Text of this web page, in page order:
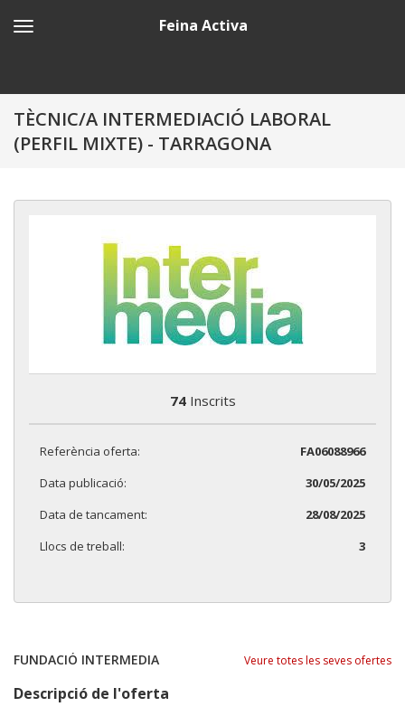
Feina Activa
TÈCNIC/A INTERMEDIACIÓ LABORAL
(PERFIL MIXTE) - TARRAGONA
74Inscrits
Referència oferta:
FA06088966
Data publicació:
30/05/2025
Data de tancament:
28/08/2025
Llocs de treball:
3
FUNDACIÓ INTERMEDIA Veure totes les seves ofertes
Descripció de l'oferta